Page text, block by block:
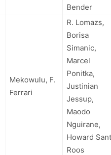
Bender
Mekowulu, F.
Ferrari
R. Lomazs,
Borisa
Simanic,
Marcel
Ponitka,
Justinian
Jessup,
Maodo
Nguirane,
Howard Sant
Roos